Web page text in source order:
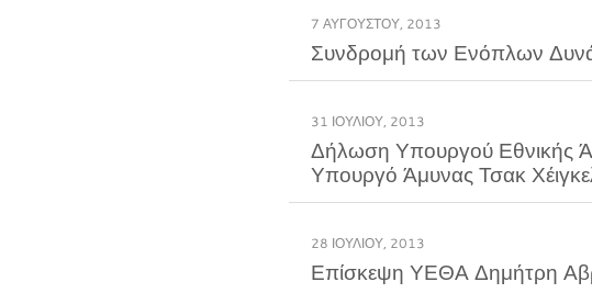
7 ΑΥΓΟΎΣΤΟΥ, 2013
Συνδρομή των Ενόπλων
31 ΙΟΥΛΊΟΥ, 2013
Δήλωση Υπουργού Εθνικής
Υπουργό Άμυνας Τσακ
28 ΙΟΥΛΊΟΥ, 2013
Επίσκεψη ΥΕΘΑ Δημήτρη